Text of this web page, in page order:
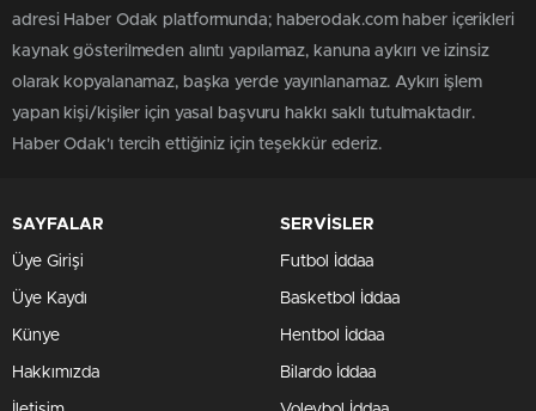
adresi Haber Odak platformunda; haberodak.com haber içerikleri
kaynak gösterilmeden alıntı yapılamaz, kanuna aykırı ve izinsiz
olarak kopyalanamaz, başka yerde yayınlanamaz. Aykırı işlem
yapan kişi/kişiler için yasal başvuru hakkı saklı tutulmaktadır.
Haber Odak'ı tercih ettiğiniz için teşekkür ederiz.
SAYFALAR
Üye Girişi
Üye Kaydı
Künye
Hakkımızda
SERVİSLER
Futbol İddaa
Basketbol İddaa
Hentbol İddaa
Bilardo İddaa